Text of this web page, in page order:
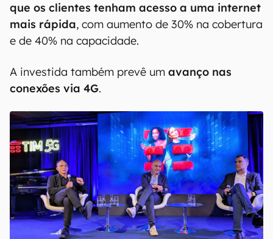
A promessa, segundo o CEO, é que a
cobertura chegue a mais partes da cidade e
que os clientes tenham acesso a uma internet
mais rápida, com aumento de 30% na cobertura
e de 40% na capacidade.
A investida também prevê umavanço nas
conexões via 4G.